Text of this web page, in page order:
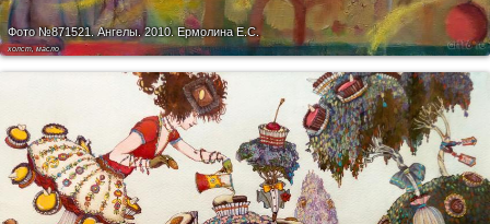
Фото №871521.Ангелы. 2010. Ермолина Е.С.
холст, масло